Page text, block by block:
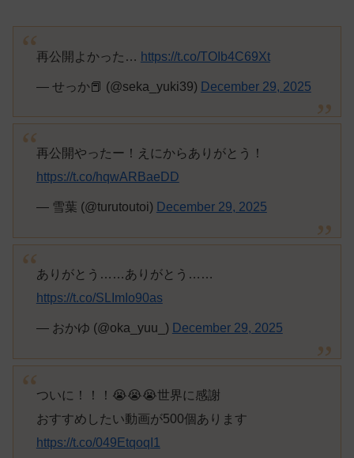
再公開よかった… https://t.co/TOIb4C69Xt
— せっか📕 (@seka_yuki39) December 29, 2025
再公開やったー！えにからありがとう！
https://t.co/hqwARBaeDD
— 雪葉 (@turutoutoi) December 29, 2025
ありがとう……ありがとう……
https://t.co/SLImIo90as
— おかゆ (@oka_yuu_) December 29, 2025
ついに！！！😭😭😭世界に感謝
おすすめしたい動画が500個あります
https://t.co/049EtqoqI1